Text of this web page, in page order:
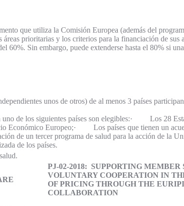
que utiliza la Comisión Europea (además del
áreas prioritarias y los criterios para la financiación de
60%. Sin embargo, puede extenderse hasta el 80% si
unos de otros) de al menos 3 países
uno de los siguientes países son elegibles:· Los
Económico Europeo;· Los países que tienen un
de un tercer programa de salud para la acción de la
de los países.
PJ-02-2018: SUPPORTING MEMBER
VOLUNTARY COOPERATION IN
OF PRICING THROUGH THE
COLLABORATION